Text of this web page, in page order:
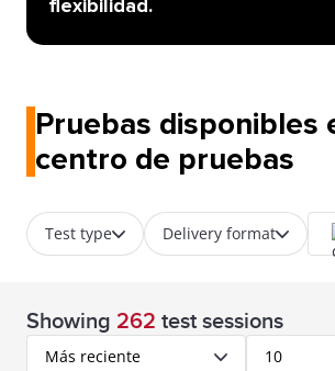
flexibilidad.
Pruebas disponibles
centro de pruebas
Test type Delivery format
Showing 262 test sessions
Más reciente 10